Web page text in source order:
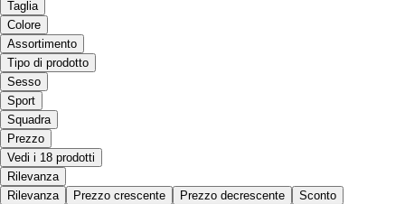
Taglia
Colore
Assortimento
Tipo di prodotto
Sesso
Sport
Squadra
Prezzo
Vedi i 18 prodotti
Rilevanza
Rilevanza
Prezzo crescente Prezzo decrescente Sconto